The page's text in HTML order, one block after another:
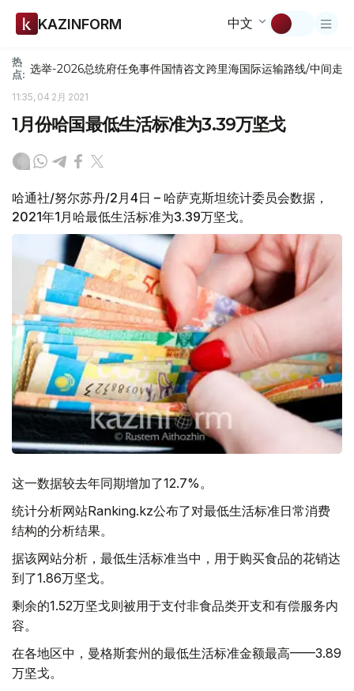
KAZINFORM 中文
热
点: 选举-2026总统府任免事件国情咨文跨里海国际运输路线/中间走廊
11:35, 04 2月 2021
1月份哈国最低生活标准为3.39万坚戈
哈通社/努尔苏丹/2月4日 – 哈萨克斯坦统计委员会数据，
2021年1月哈最低生活标准为3.39万坚戈。
这一数据较去年同期增加了12.7%。
统计分析网站Ranking.kz公布了对最低生活标准日常消费
结构的分析结果。
据该网站分析，最低生活标准当中，用于购买食品的花销达
到了1.86万坚戈。
剩余的1.52万坚戈则被用于支付非食品类开支和有偿服务内
容。
在各地区中，曼格斯套州的最低生活标准金额最高——3.89
万坚戈。